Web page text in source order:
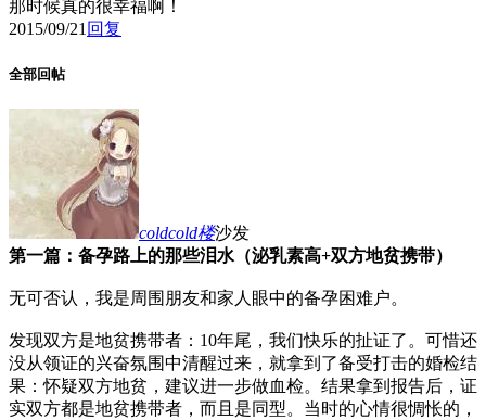
那时候真的很幸福啊！
2015/09/21 回复
全部回帖
coldcold楼沙发
第一篇：备孕路上的那些泪水（泌乳素高+双方地贫携带）
无可否认，我是周围朋友和家人眼中的备孕困难户。
发现双方是地贫携带者：10年尾，我们快乐的扯证了。可惜还
没从领证的兴奋氛围中清醒过来，就拿到了备受打击的婚检结
果：怀疑双方地贫，建议进一步做血检。结果拿到报告后，证
实双方都是地贫携带者，而且是同型。当时的心情很惆怅的，